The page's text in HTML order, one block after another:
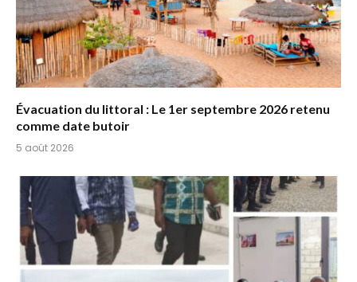
Évacuation du littoral : Le 1er septembre 2026 retenu
comme date butoir
5 août 2026